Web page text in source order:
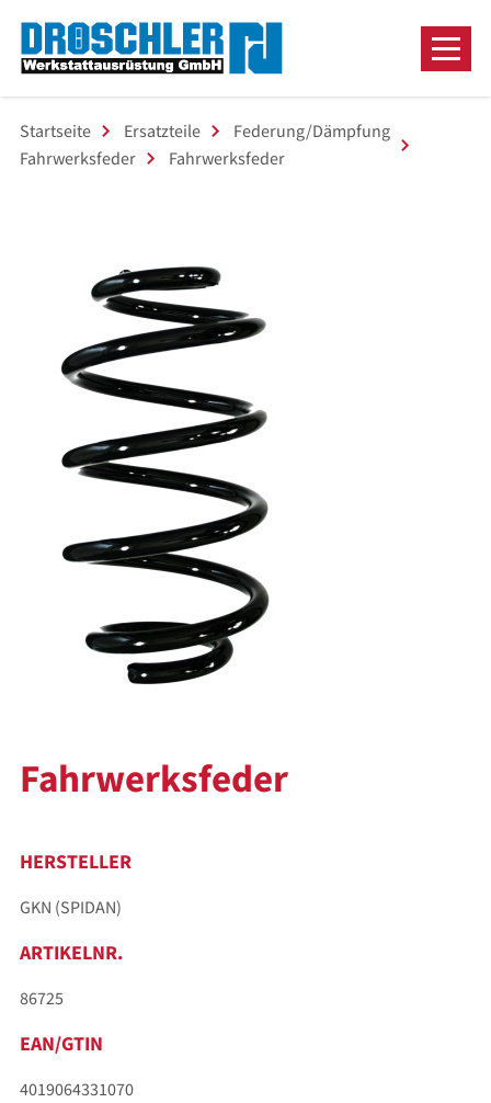
Startseite Ersatzteile
Federung/Dämpfung
Fahrwerksfeder
Fahrwerksfeder
Fahrwerksfeder
HERSTELLER
GKN (SPIDAN)
ARTIKELNR.
86725
EAN/GTIN
4019064331070